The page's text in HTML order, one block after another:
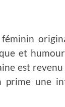
et
est
prime une